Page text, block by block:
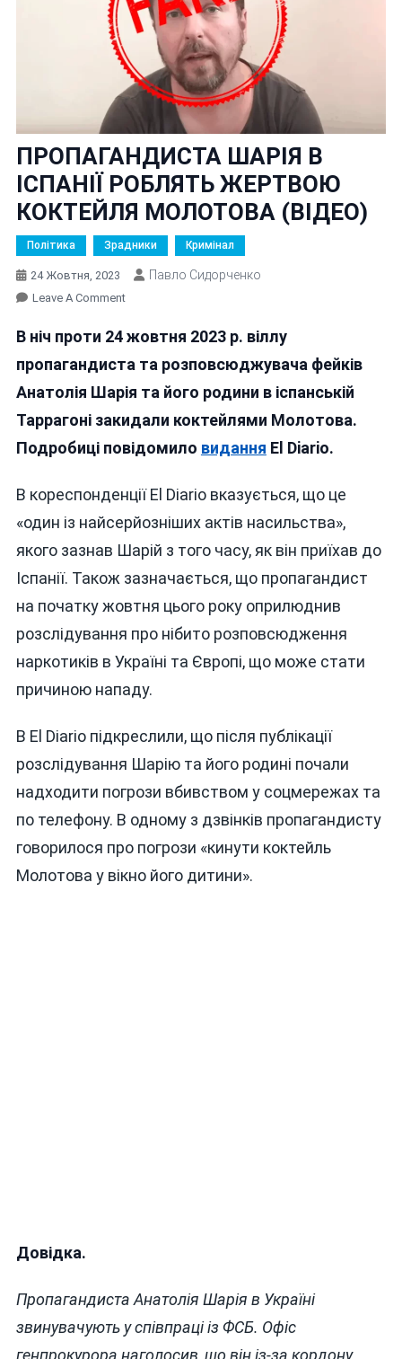
ПРОПАГАНДИСТА ШАРІЯ В
ІСПАНІЇ РОБЛЯТЬ ЖЕРТВОЮ
КОКТЕЙЛЯ МОЛОТОВА (ВІДЕО)
Політика Зрадники Кримінал
24 Жовтня, 2023 Павло Сидорченко
Leave A CommentOn
ШАРІЯ
В
РОБЛЯТЬ
ЖЕРТВОЮ
КОКТЕЙЛЯ
В ніч проти 24 жовтня 2023 р. віллу
пропагандиста та розповсюджувача фейків
Анатолія Шарія та його родини в іспанській
Таррагоні закидали коктейлями Молотова.
Подробиці повідомило видання El Diario.
В кореспонденції El Diario вказується, що це
«один із найсерйозніших актів насильства»,
якого зазнав Шарій з того часу, як він приїхав до
Іспанії. Також зазначається, що пропагандист
на початку жовтня цього року оприлюднив
розслідування про нібито розповсюдження
наркотиків в Україні та Європі, що може стати
причиною нападу.
В El Diario підкреслили, що після публікації
розслідування Шарію та його родині почали
надходити погрози вбивством у соцмережах та
по телефону. В одному з дзвінків пропагандисту
говорилося про погрози «кинути коктейль
Молотова у вікно його дитини».
Довідка.
Пропагандиста Анатолія Шарія в Україні
звинувачують у співпраці із ФСБ. Офіс
генпрокурора наголосив, що він із-за кордону